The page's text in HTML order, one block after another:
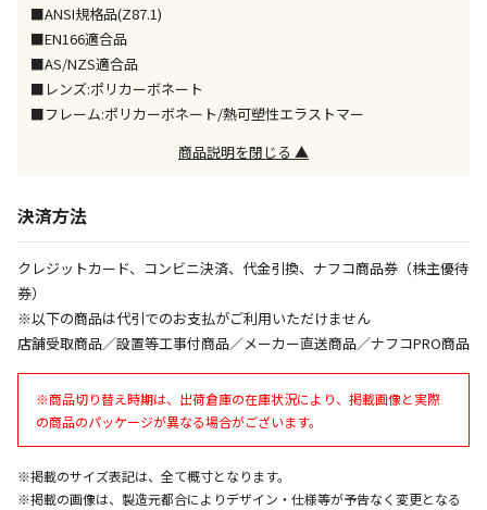
午前9時までのご注文確定した商品については、当日に
出荷いたします。
ただし、メーカーの営業日に基づき出荷手続きを行う
ため、通常よりお時間をいただく場合がございます。
また、日曜・祝日や年末年始などの長期休業期間中
は、休業明けからの出荷対応となります。
お見積商品です。金額・施工日はお打ち合わせの上、
決定となります。
エアコンの取付工事が必要な商品です。別途費用が発
生する場合がございます。
■ANSI規格品(Z87.1)
■EN166適合品
■AS/NZS適合品
■レンズ:ポリカーボネート
■フレーム:ポリカーボネート/熱可塑性エラストマー
商品説明を閉じる ▲
決済方法
クレジットカード、コンビニ決済、代金引換、ナフコ商品券（株主優待
券）
※以下の商品は代引でのお支払がご利用いただけません
店舗受取商品／設置等工事付商品／メーカー直送商品／ナフコPRO商品
※商品切り替え時期は、出荷倉庫の在庫状況により、掲載画像と実際
の商品のパッケージが異なる場合がございます。
※掲載のサイズ表記は、全て概寸となります。
※掲載の画像は、製造元都合によりデザイン・仕様等が予告なく変更となる